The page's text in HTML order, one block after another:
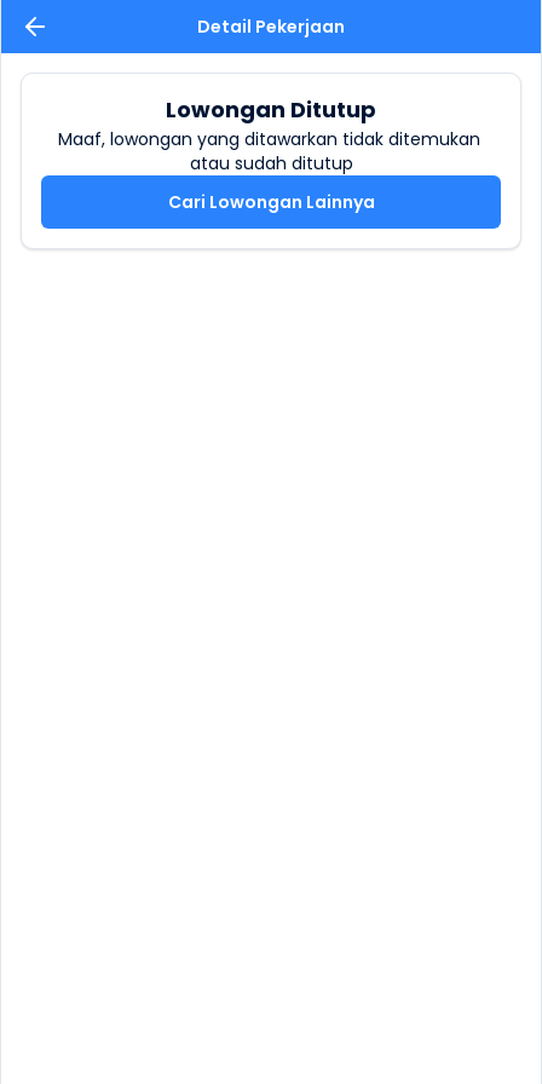
Detail Pekerjaan
Lowongan Ditutup
Maaf, lowongan yang ditawarkan tidak ditemukan
atau sudah ditutup
Cari Lowongan Lainnya